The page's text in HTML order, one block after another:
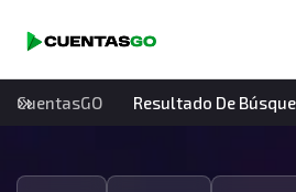
CuentasGO Resultado De